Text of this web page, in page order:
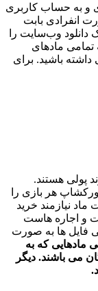
و به حساب کاربری
انفرادی بابت
دانلود وب‌سایت را
تمامی مادهای
باشید. برای
پولی هستند.
هر بازی را
ماد نیازمند خرید
و اجاره هاست
فایل ها به صورت
مادهایی که به
می باشند. دیگر